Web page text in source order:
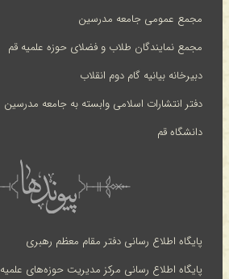
مجمع عمومی جامعه مدرسین
مجمع نمایندگان طلاب و فضلای حوزه علمیه قم
دبیرخانه بیانیه گام دوم انقلاب
دفتر انتشارات اسلامی وابسته به جامعه مدرسین
دانشگاه قم
پایگاه اطلاع رسانی دفتر مقام معظم رهبری
پایگاه اطلاع رسانی مرکز مدیریت حوزه‌های علمیه